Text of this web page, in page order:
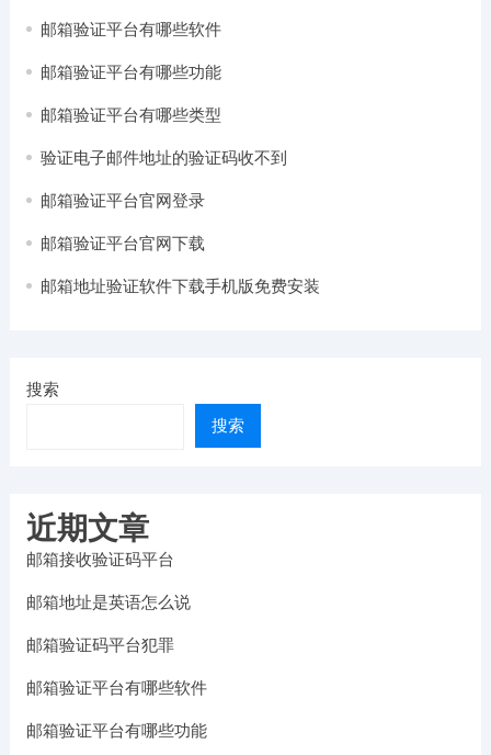
邮箱验证平台有哪些软件
邮箱验证平台有哪些功能
邮箱验证平台有哪些类型
验证电子邮件地址的验证码收不到
邮箱验证平台官网登录
邮箱验证平台官网下载
邮箱地址验证软件下载手机版免费安装
搜索
搜索
近期文章
邮箱接收验证码平台
邮箱地址是英语怎么说
邮箱验证码平台犯罪
邮箱验证平台有哪些软件
邮箱验证平台有哪些功能